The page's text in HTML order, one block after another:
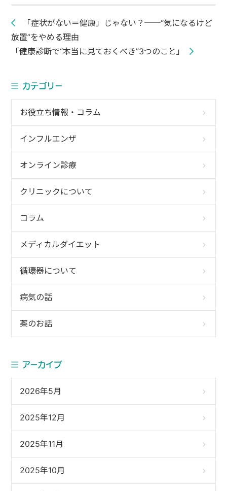
稿
ナ
ビ
ー
ン
「症状がない＝健康」じゃない？──“気になるけど
放置”をやめる理由
「健康診断で“本当に見ておくべき”3つのこと」
カテゴリー
お役立ち情報・コラム
インフルエンザ
オンライン診療
クリニックについて
コラム
メディカルダイエット
循環器について
病気の話
薬のお話
アーカイブ
2026年5月
2025年12月
2025年11月
2025年10月